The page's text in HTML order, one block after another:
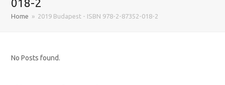
018-2
Home » 2019 Budapest - ISBN 978-2-87352-018-2
No Posts found.